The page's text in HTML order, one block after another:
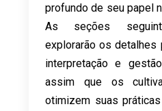
profundo de seu papel
As seções
explorarão os detalhes
interpretação e
assim que os
otimizem suas